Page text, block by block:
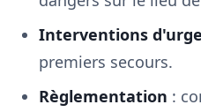
Interventions
premiers secours.
Règlementation :